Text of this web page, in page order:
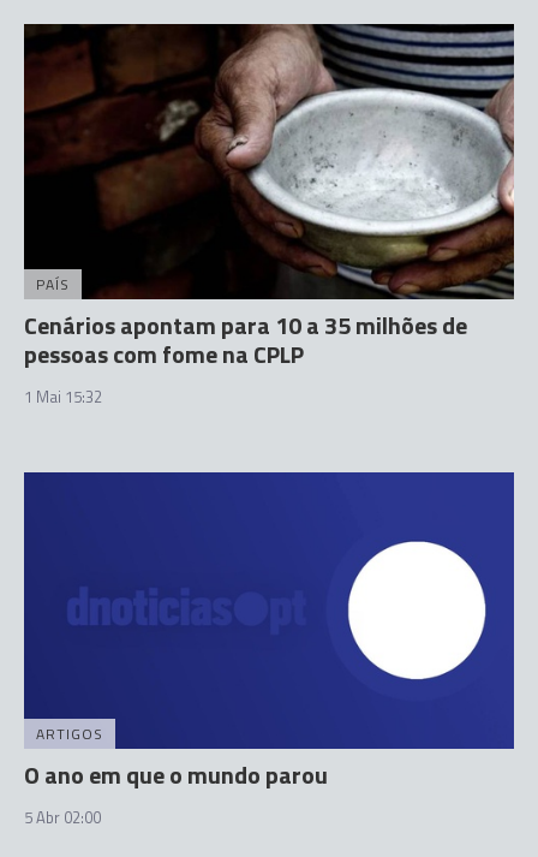
PAÍS
Cenários apontam para 10 a 35 milhões de
pessoas com fome na CPLP
1 Mai 15:32
ARTIGOS
O ano em que o mundo parou
5 Abr 02:00